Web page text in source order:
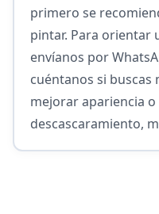
primero se
pintar. Para orientar
envíanos por
cuéntanos si
mejorar apariencia
descascaramiento,